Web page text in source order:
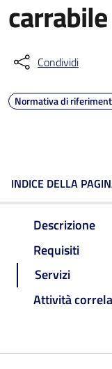
carrabile
Condividi
Normativa di
INDICE DELLA
Descrizione
Requisiti
Servizi
Attività